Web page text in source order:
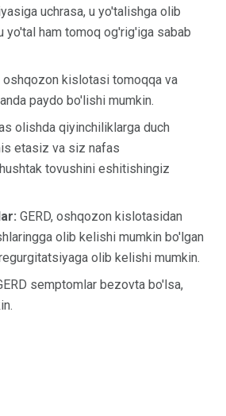
uchrasa, u yo'talishga olib
yo'tal ham tomoq og'rig'iga sabab
oshqozon kislotasi tomoqqa va
paydo bo'lishi mumkin.
olishda qiyinchiliklarga duch
etasiz va siz nafas
tovushini eshitishingiz
GERD, oshqozon kislotasidan
olib kelishi mumkin bo'lgan
olib kelishi mumkin.
semptomlar bezovta bo'lsa,